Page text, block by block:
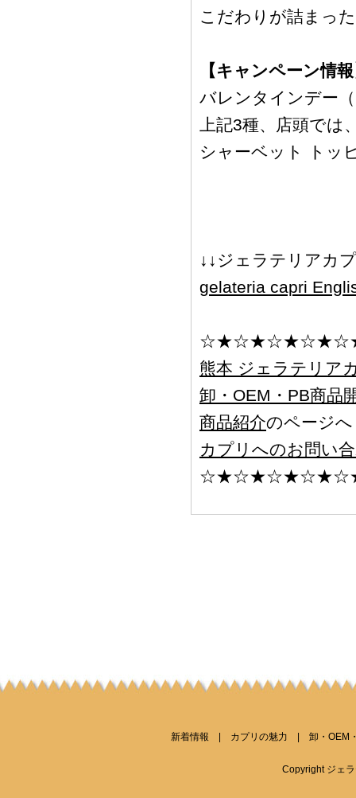
こだわりが詰まっ
【キャンペーン情
バレンタインデー
上記3種、店頭では
シャーベット トッ
↓↓ジェラテリアカ
gelateria capri
熊本 ジェラテリア
卸・OEM・PB商品
商品紹介のページへ
カプリへのお問い
新着情報 | カプリの魅力 | 卸・OEM
Copyright ジェ